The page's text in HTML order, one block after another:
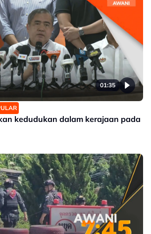
01:35
kedudukan dalam kerajaan pada